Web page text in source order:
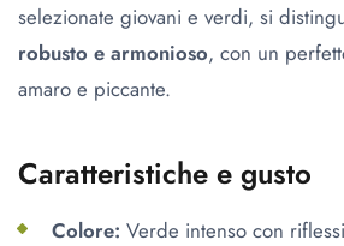
selezionate giovani e verdi, si
robusto e armonioso, con un
amaro e piccante.
Caratteristiche e gusto
Colore: Verde intenso con